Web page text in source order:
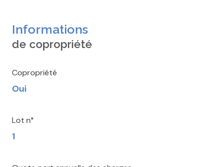
Informations
de copropriété
Copropriété
Oui
Lot n°
1